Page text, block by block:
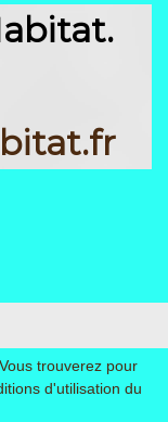
trouverez pour
d'utilisation du